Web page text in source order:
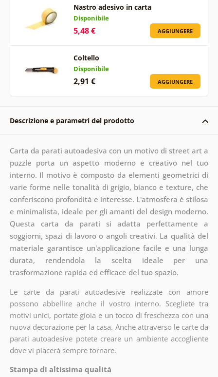
Nastro adesivo in carta
Disponibile
5,48 € AGGIUNGERE
Coltello
Disponibile
2,91 € AGGIUNGERE
Descrizione e parametri del prodotto
Carta da parati autoadesiva con un motivo di street art a
puzzle porta un aspetto moderno e creativo nel tuo
interno. Il motivo è composto da elementi geometrici di
varie forme nelle tonalità di grigio, bianco e texture, che
conferiscono profondità e interesse. L'atmosfera è stilosa
e minimalista, ideale per gli amanti del design moderno.
Questa carta da parati si adatta perfettamente a
soggiorni, spazi di lavoro o angoli creativi. La qualità del
materiale garantisce un'applicazione facile e una lunga
durata, rendendola la scelta ideale per una
trasformazione rapida ed efficace del tuo spazio.
Le carte da parati autoadesive realizzate con amore
possono abbellire anche il vostro interno. Scegliete tra
motivi unici, portate gioia e un tocco di freschezza con una
nuova decorazione per la casa. Anche attraverso le carte da
parati autoadesive potete creare un ambiente accogliente
dove vi piacerà sempre tornare.
Stampa di altissima qualità